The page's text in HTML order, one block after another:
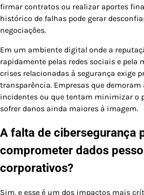
firmar contratos ou realizar aportes
histórico de falhas pode gerar
negociações.
Em um ambiente digital onde a
rapidamente pelas redes sociais e pela
crises relacionadas à segurança exige
transparência. Empresas que
incidentes ou que tentam minimizar o
sofrer danos ainda maiores à imagem.
A falta de cibersegurança
comprometer dados
corporativos?
Sim, e esse é um dos impactos mais